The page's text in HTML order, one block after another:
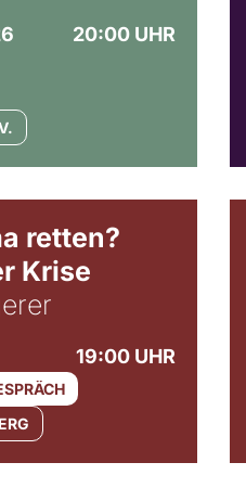
20:00 UHR
retten?
Krise
19:00 UHR